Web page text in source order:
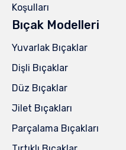
Koşulları
Bıçak Modelleri
Yuvarlak Bıçaklar
Dişli Bıçaklar
Düz Bıçaklar
Jilet Bıçakları
Parçalama Bıçakları